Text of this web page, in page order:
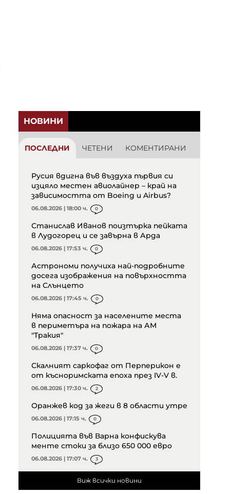
НОВИНИ
ПОСЛЕДНИ ЧЕТЕНИ КОМЕНТИРАНИ
Русия вдигна във въздуха първия си
изцяло местен авиолайнер – край на
зависимостта от Boeing и Airbus?
06.08.2026 | 18:00 ч. 0
Станислав Иванов поизтърка пейката
в Лудогорец и се завърна в Арда
06.08.2026 | 17:53 ч. 0
Астрономи получиха най-подробните
досега изображения на повърхността
на Слънцето
06.08.2026 | 17:45 ч. 0
Няма опасност за населените места
в периметъра на пожара на АМ
"Тракия"
06.08.2026 | 17:37 ч. 0
Скалният саркофаг от Перперикон е
от късноримската епоха през IV-V в.
06.08.2026 | 17:30 ч. 2
Оранжев код за жеги в 8 области утре
06.08.2026 | 17:15 ч. 0
Полицията във Варна конфискува
менте стоки за близо 650 000 евро
06.08.2026 | 17:07 ч. 3
Виж всички новини